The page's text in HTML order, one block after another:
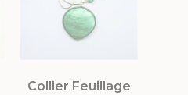
Collier Feuillage